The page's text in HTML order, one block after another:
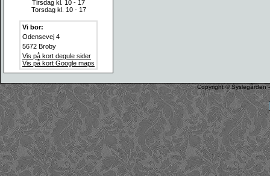
Tirsdag kl. 10 - 17
Torsdag kl. 10 - 17
Vi bor:
Odensevej 4
5672 Broby
Vis på kort degule sider
Vis på kort Google maps
Copyright © Syslegården